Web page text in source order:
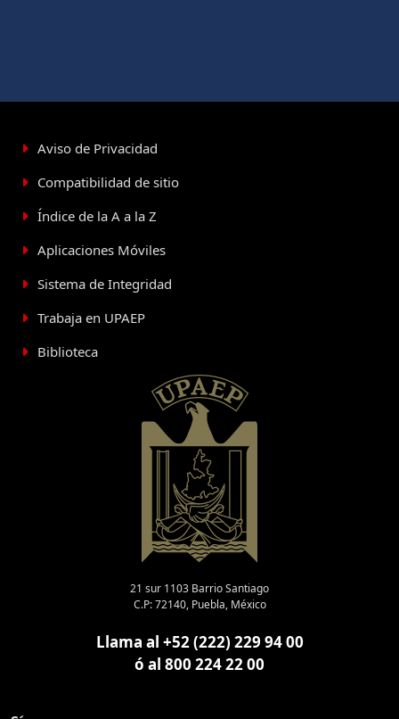
Aviso de Privacidad
Compatibilidad de sitio
Índice de la A a la Z
Aplicaciones Móviles
Sistema de Integridad
Trabaja en UPAEP
Biblioteca
21 sur 1103 Barrio Santiago
C.P: 72140, Puebla, México
Llama al +52 (222) 229 94 00
ó al 800 224 22 00